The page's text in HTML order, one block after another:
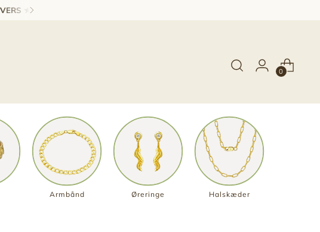
0
Armbånd Øreringe Halskæder